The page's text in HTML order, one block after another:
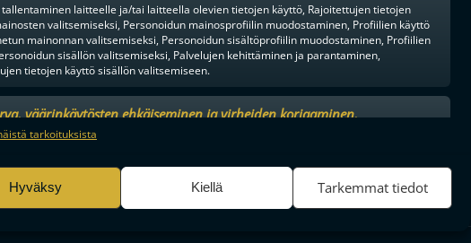
laitteelle ja/tai laitteella olevien tietojen käyttö, Rajoitettujen tietojen
valitsemiseksi, Personoidun mainosprofiilin muodostaminen, Profiilien käyttö
mainonnan valitsemiseksi, Personoidun sisältöprofiilin muodostaminen, Profiilien
sisällön valitsemiseksi, Palvelujen kehittäminen ja parantaminen,
tietojen käyttö sisällön valitsemiseen.
väärinkäytösten ehkäiseminen ja virheiden korjaaminen,
ja sisällön tekninen jakelu, Tallenna ja ilmaise
tarkoituksista
Hyväksy Kiellä Tarkemmat tiedot